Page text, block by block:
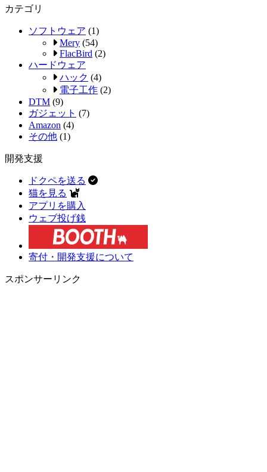
カテゴリ
ソフトウェア (1)
Mery (54)
FlacBird (2)
ハードウェア
ハック (4)
電子工作 (2)
DTM (9)
ガジェット (7)
Amazon (4)
その他 (1)
開発支援
ドクペを送る
猫を見る
アプリを購入
ウェブ投げ銭
寄付・開発支援について
スポンサーリンク